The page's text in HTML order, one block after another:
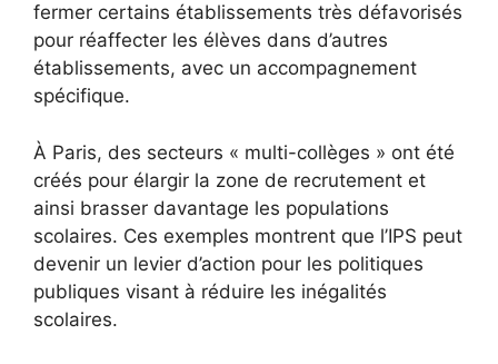
fermer certains établissements très défavorisés
pour réaffecter les élèves dans d’autres
établissements, avec un accompagnement
spécifique.
À Paris, des secteurs « multi-collèges » ont été
créés pour élargir la zone de recrutement et
ainsi brasser davantage les populations
scolaires. Ces exemples montrent que l’IPS peut
devenir un levier d’action pour les politiques
publiques visant à réduire les inégalités
scolaires.